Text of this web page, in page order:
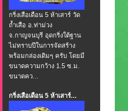
กริ่งเสือเดือน 5 ห้าเสาร์ วัด
ถ้ำเสือ อ.ท่าม่วง
จ.กาญจนบุรี อุดกริ่งใต้ฐาน
ไม่ทราบปีในการจัดสร้าง
พร้อมกล่องเดิมๆ ครับ โดยมี
ขนาดความกว้าง 1.5 ซ.ม.
ขนาดคว...
กริ่งเสือเดือน 5 ห้าเสาร์...